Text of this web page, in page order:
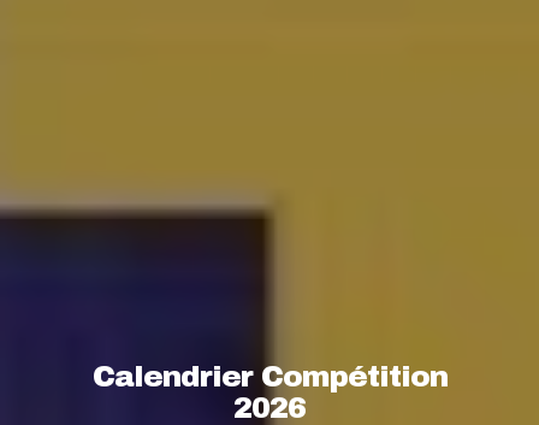
Calendrier Compétition
2026